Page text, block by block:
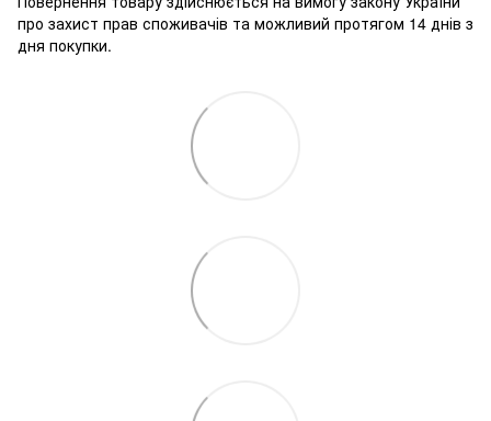
про захист прав споживачів та можливий протягом 14 днів з
дня покупки.